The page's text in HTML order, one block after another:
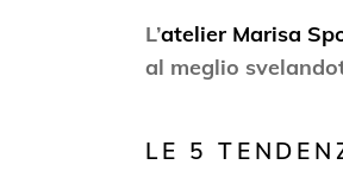
L’atelier Marisa
al meglio
LE 5